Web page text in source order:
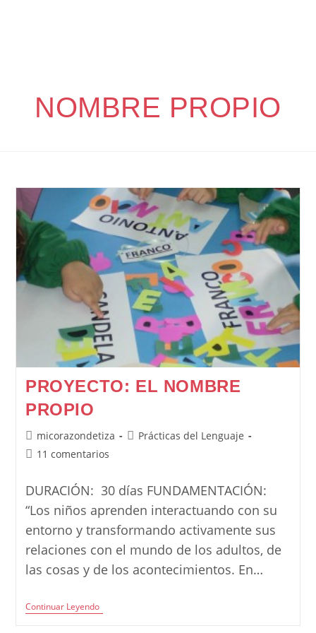
NOMBRE PROPIO
PROYECTO: EL NOMBRE
PROPIO
Autor
de
micorazondetiza
Categoría
Prácticas del Lenguaje
Comentarios
la
entrada:
11 comentarios
DURACIÓN: 30 días FUNDAMENTACIÓN:
“Los niños aprenden interactuando con su
entorno y transformando activamente sus
relaciones con el mundo de los adultos, de
las cosas y de los acontecimientos. En…
Continuar LeyendoProyecto:
El